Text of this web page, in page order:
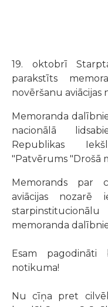
19. oktobrī
parakstīts
novēršanu aviācijas
Memoranda
nacionālā
Republikas
"Patvērums "Drošā
Memorands par
aviācijas
memoranda
Esam
notikuma!
Nu cīņa pret